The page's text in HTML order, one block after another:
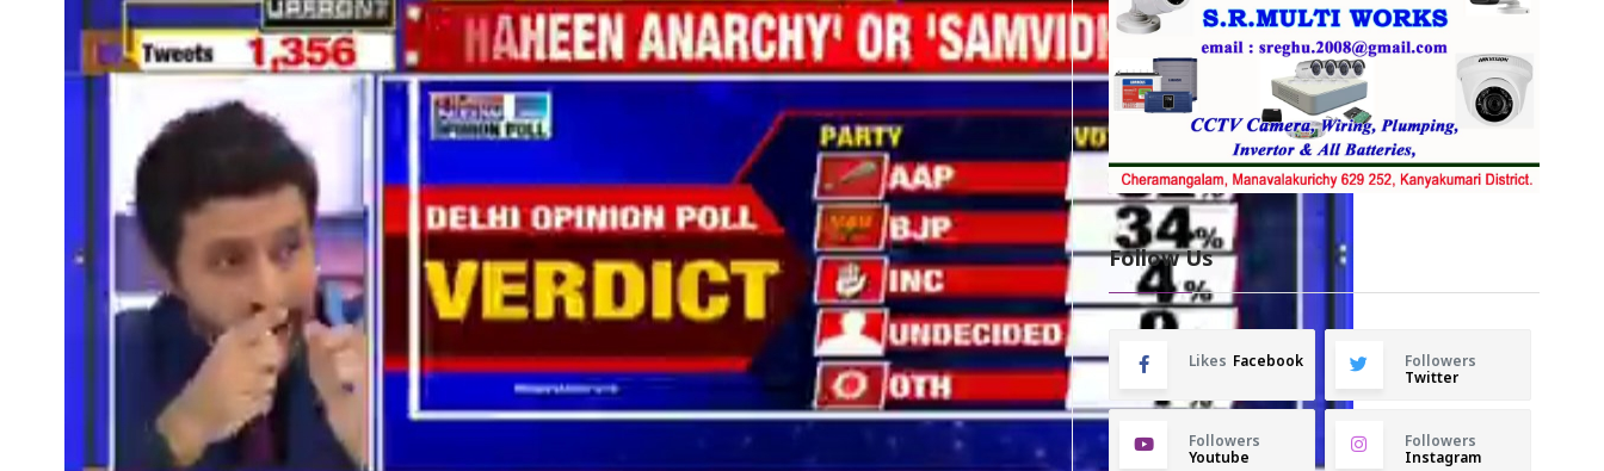
Follow Us
Likes Facebook
Followers
Twitter
Followers
Youtube
Followers
Instagram